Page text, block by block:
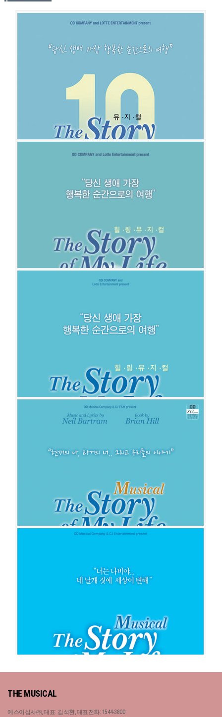
2019-12-03 ~ 2020-02-28
백암아트홀
강필석 김다현 송원근조성윤이석준
스토리 오브 마이 라이프
백암아트홀
이창용홍우진 김종구 강필석김다현고영빈조성윤
스토리 오브 마이 라이프
2015-12-01 ~ 2016-02-28
공연일시
2011-10-28 ~ 2012-04-29
공연장
대학로 아트원씨어터 1관
THE MUSICAL
예스이십사㈜, 대표: 김석환, 대표전화: 1544-3800